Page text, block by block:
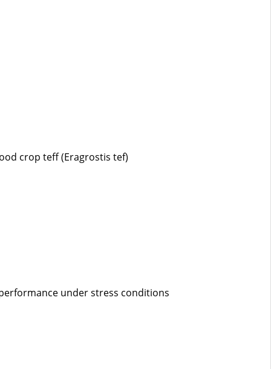
crop teff (Eragrostis tef)
under stress conditions